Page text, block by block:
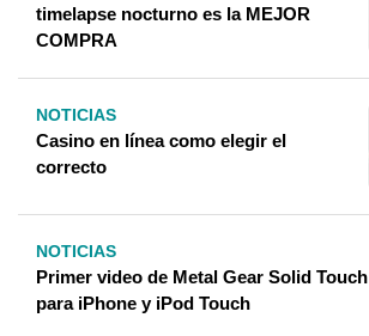
timelapse nocturno es la MEJOR
COMPRA
NOTICIAS
Casino en línea como elegir el
correcto
NOTICIAS
Primer video de Metal Gear Solid Touch
para iPhone y iPod Touch